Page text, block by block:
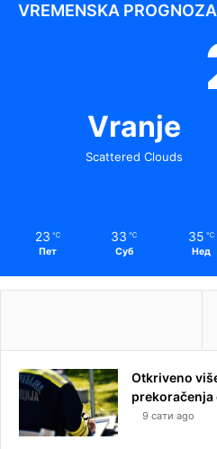
VREMENSKA PROGNOZA
Vranje
Scattered Clouds
23 ℃
Пет
33 ℃
Суб
35 ℃
Нед
Otkriveno
9 сати ago